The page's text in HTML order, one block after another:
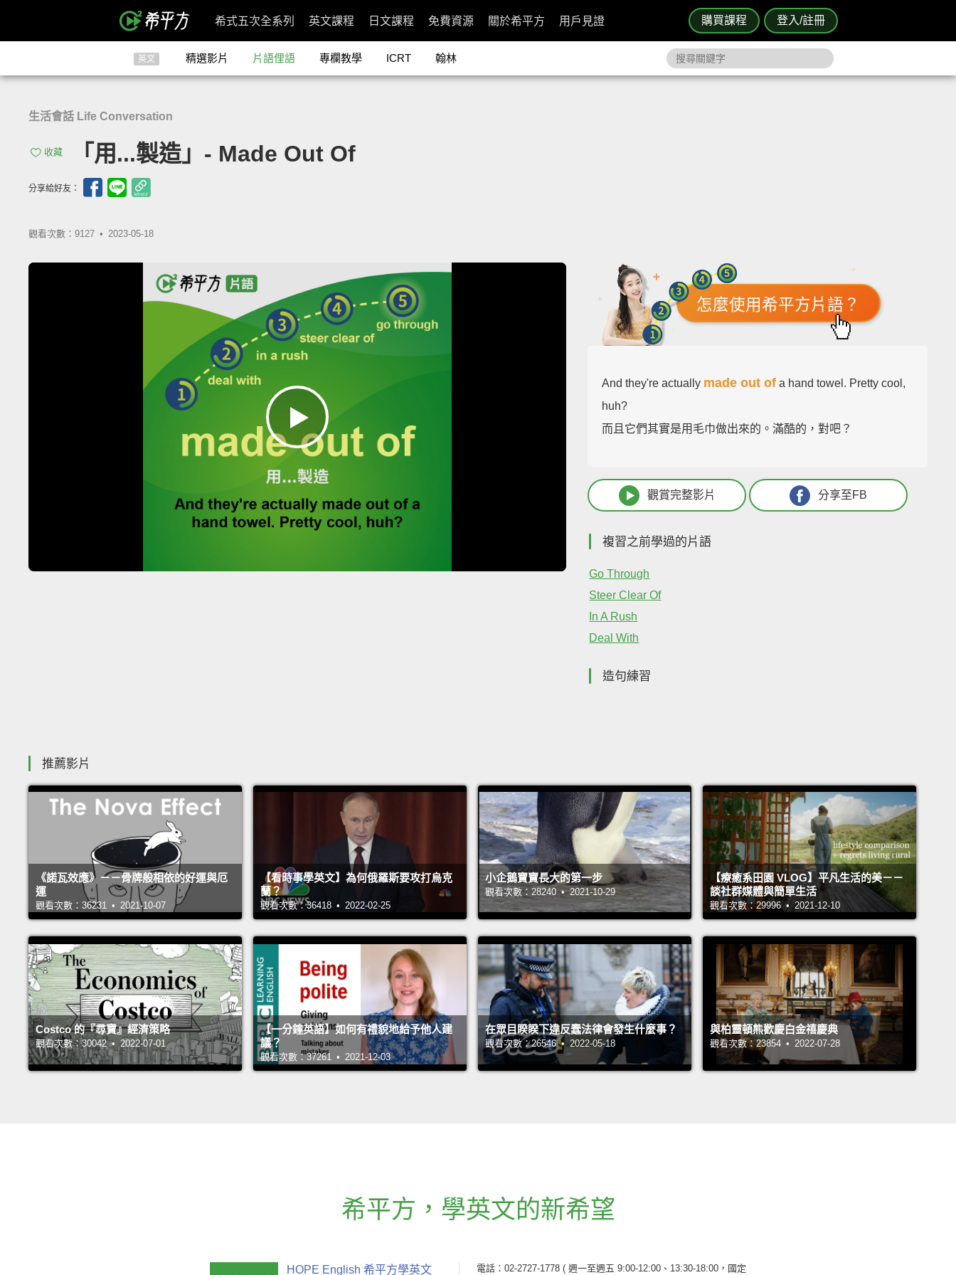
購買課程 登入/註冊
希式五次全系列 英文課程 日文課程 免費資源 關於希平方 用戶見證
英文 精選影片 片語俚語 專欄教學 ICRT 翰林
生活會話 Life Conversation
收藏 「用...製造」- Made Out Of
分享給好友：
觀看次數：9127 • 2023-05-18
怎麼使用希平方片語？
And they're actually made out of a hand towel. Pretty cool,
huh?
而且它們其實是用毛巾做出來的。滿酷的，對吧？
觀賞完整影片 分享至FB
複習之前學過的片語
Go Through
Steer Clear Of
In A Rush
Deal With
造句練習
推薦影片
《諾瓦效應》－－骨牌般相依的好運與厄
運
觀看次數：36231 • 2021-10-07
【看時事學英文】為何俄羅斯要攻打烏克
蘭？
觀看次數：36418 • 2022-02-25
小企鵝寶寶長大的第一步
觀看次數：28240 • 2021-10-29
【療癒系田園 VLOG】平凡生活的美－－
談社群媒體與簡單生活
觀看次數：29996 • 2021-12-10
Costco 的『尋寶』經濟策略
觀看次數：30042 • 2022-07-01
【一分鐘英語】如何有禮貌地給予他人建
議？
觀看次數：37261 • 2021-12-03
在眾目睽睽下違反蠢法律會發生什麼事？
觀看次數：26546 • 2022-05-18
與柏靈頓熊歡慶白金禧慶典
觀看次數：23854 • 2022-07-28
希平方 ， 學英文的新希望
HOPE English 希平方學英文 電話：02-2727-1778 ( 週一至週五 9:00-12:00、13:30-18:00，國定